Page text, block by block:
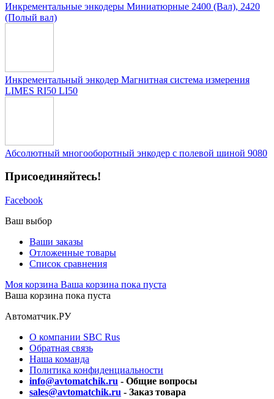
Инкрементальные энкодеры Миниатюрные 2400 (Вал), 2420
(Полый вал)
Инкрементальный энкодер Магнитная система измерения
LIMES RI50 LI50
Абсолютный многооборотный энкодер с полевой шиной 9080
Присоединяйтесь!
Facebook
Ваш выбор
Ваши заказы
Отложенные товары
Список сравнения
Моя корзина Ваша корзина пока пуста
Ваша корзина пока пуста
Автоматчик.РУ
О компании SBC Rus
Обратная связь
Наша команда
Политика конфиденциальности
info@avtomatchik.ru - Общие вопросы
sales@avtomatchik.ru - Заказ товара